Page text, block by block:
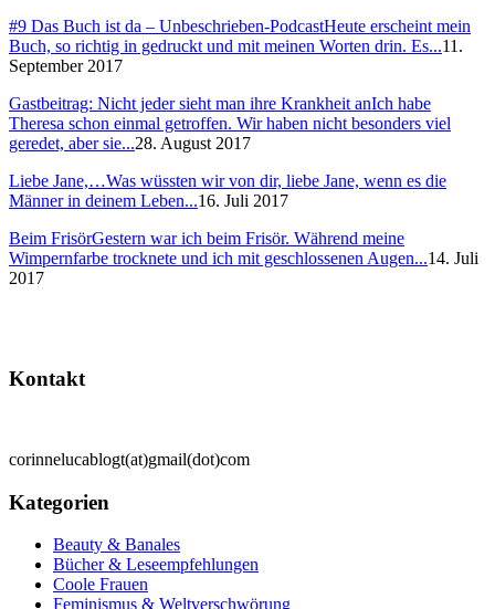
#9 Das Buch ist da – Unbeschrieben-PodcastHeute erscheint mein
Buch, so richtig in gedruckt und mit meinen Worten drin. Es...11.
September 2017
Gastbeitrag: Nicht jeder sieht man ihre Krankheit anIch habe
Theresa schon einmal getroffen. Wir haben nicht besonders viel
geredet, aber sie...28. August 2017
Liebe Jane,…Was wüssten wir von dir, liebe Jane, wenn es die
Männer in deinem Leben...16. Juli 2017
Beim FrisörGestern war ich beim Frisör. Während meine
Wimpernfarbe trocknete und ich mit geschlossenen Augen...14. Juli
2017
Kontakt
corinnelucablogt(at)gmail(dot)com
Kategorien
Beauty & Banales
Bücher & Leseempfehlungen
Coole Frauen
Feminismus & Weltverschwörung